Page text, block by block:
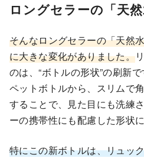
ロングセラーの「天然
そんなロングセラーの「天然
に大きな変化がありました。
のは、“ボトルの形状”の刷新
ペットボトルから、スリムで
することで、見た目にも洗練
ーの携帯性にも配慮した形状
特にこの新ボトルは、リュッ